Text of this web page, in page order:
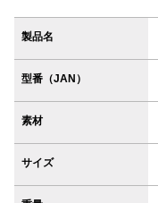
製品名
型番（JAN）
素材
サイズ